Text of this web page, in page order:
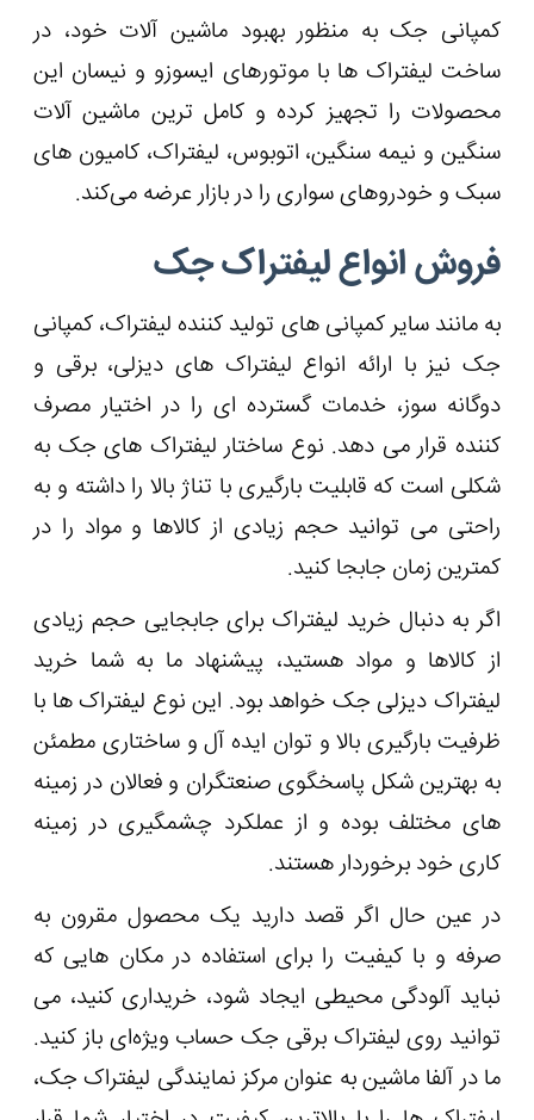
کمپانی جک به منظور بهبود ماشین آلات خود، در
ساخت لیفتراک ها با موتورهای ایسوزو و نیسان این
محصولات را تجهیز کرده و کامل ترین ماشین آلات
سنگین و نیمه سنگین، اتوبوس، لیفتراک، کامیون ‌های
سبک و خودروهای سواری را در بازار عرضه می‌کند.
فروش انواع لیفتراک جک
به مانند سایر کمپانی های تولید کننده لیفتراک، کمپانی
جک نیز با ارائه انواع لیفتراک های دیزلی، برقی و
دوگانه ‌سوز، خدمات گسترده ای را در اختیار مصرف
کننده قرار می دهد. نوع ساختار لیفتراک های جک به
شکلی است که قابلیت بارگیری با تناژ بالا را داشته و به
راحتی می توانید حجم زیادی از کالاها و مواد را در
کمترین زمان جابجا کنید.
اگر به دنبال خرید لیفتراک برای جابجایی حجم زیادی
از کالاها و مواد هستید، پیشنهاد ما به شما خرید
لیفتراک دیزلی جک خواهد بود. این نوع لیفتراک ها با
ظرفیت بارگیری بالا و توان ایده آل و ساختاری مطمئن
به بهترین شکل پاسخگوی صنعتگران و فعالان در زمینه
های مختلف بوده و از عملکرد چشمگیری در زمینه
کاری خود برخوردار هستند.
در عین حال اگر قصد دارید یک محصول مقرون به
صرفه و با کیفیت را برای استفاده در مکان هایی که
نباید آلودگی محیطی ایجاد شود، خریداری کنید، می
توانید روی لیفتراک برقی جک حساب ویژه‌ای باز کنید.
ما در آلفا ماشین به عنوان مرکز نمایندگی لیفتراک جک،